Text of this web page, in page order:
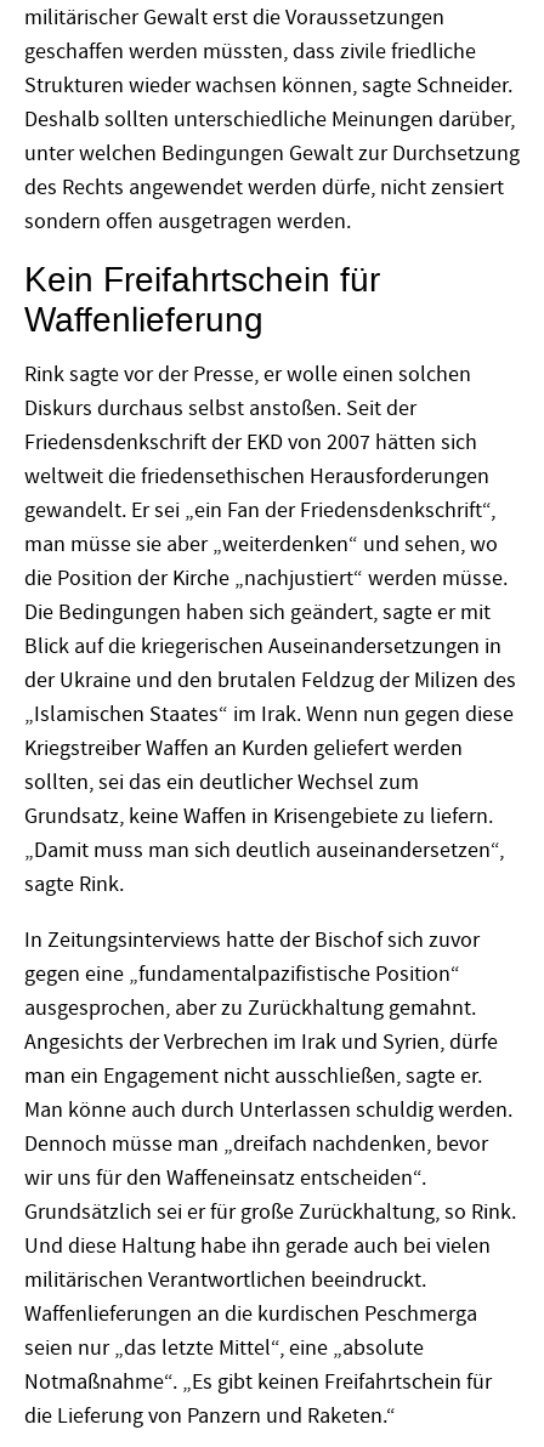
militärischer Gewalt erst die Voraussetzungen
geschaffen werden müssten, dass zivile friedliche
Strukturen wieder wachsen können, sagte Schneider.
Deshalb sollten unterschiedliche Meinungen darüber,
unter welchen Bedingungen Gewalt zur Durchsetzung
des Rechts angewendet werden dürfe, nicht zensiert
sondern offen ausgetragen werden.
Kein Freifahrtschein für
Waffenlieferung
Rink sagte vor der Presse, er wolle einen solchen
Diskurs durchaus selbst anstoßen. Seit der
Friedensdenkschrift der EKD von 2007 hätten sich
weltweit die friedensethischen Herausforderungen
gewandelt. Er sei „ein Fan der Friedensdenkschrift“,
man müsse sie aber „weiterdenken“ und sehen, wo
die Position der Kirche „nachjustiert“ werden müsse.
Die Bedingungen haben sich geändert, sagte er mit
Blick auf die kriegerischen Auseinandersetzungen in
der Ukraine und den brutalen Feldzug der Milizen des
„Islamischen Staates“ im Irak. Wenn nun gegen diese
Kriegstreiber Waffen an Kurden geliefert werden
sollten, sei das ein deutlicher Wechsel zum
Grundsatz, keine Waffen in Krisengebiete zu liefern.
„Damit muss man sich deutlich auseinandersetzen“,
sagte Rink.
In Zeitungsinterviews hatte der Bischof sich zuvor
gegen eine „fundamentalpazifistische Position“
ausgesprochen, aber zu Zurückhaltung gemahnt.
Angesichts der Verbrechen im Irak und Syrien, dürfe
man ein Engagement nicht ausschließen, sagte er.
Man könne auch durch Unterlassen schuldig werden.
Dennoch müsse man „dreifach nachdenken, bevor
wir uns für den Waffeneinsatz entscheiden“.
Grundsätzlich sei er für große Zurückhaltung, so Rink.
Und diese Haltung habe ihn gerade auch bei vielen
militärischen Verantwortlichen beeindruckt.
Waffenlieferungen an die kurdischen Peschmerga
seien nur „das letzte Mittel“, eine „absolute
Notmaßnahme“. „Es gibt keinen Freifahrtschein für
die Lieferung von Panzern und Raketen.“